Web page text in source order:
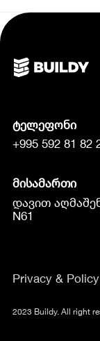
ტელეფონი
+995 592 81 82
მისამართი
დავით
N61
Privacy & Policy
2023 Buildy. All right